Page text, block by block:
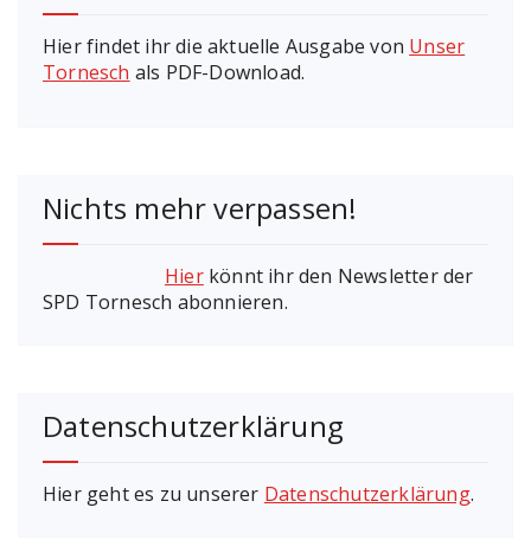
Hier findet ihr die aktuelle Ausgabe von Unser
Tornesch als PDF-Download.
Nichts mehr verpassen!
Hierkönnt ihr den Newsletter der
SPD Tornesch abonnieren.
Datenschutzerklärung
Hier geht es zu unserer Datenschutzerklärung.